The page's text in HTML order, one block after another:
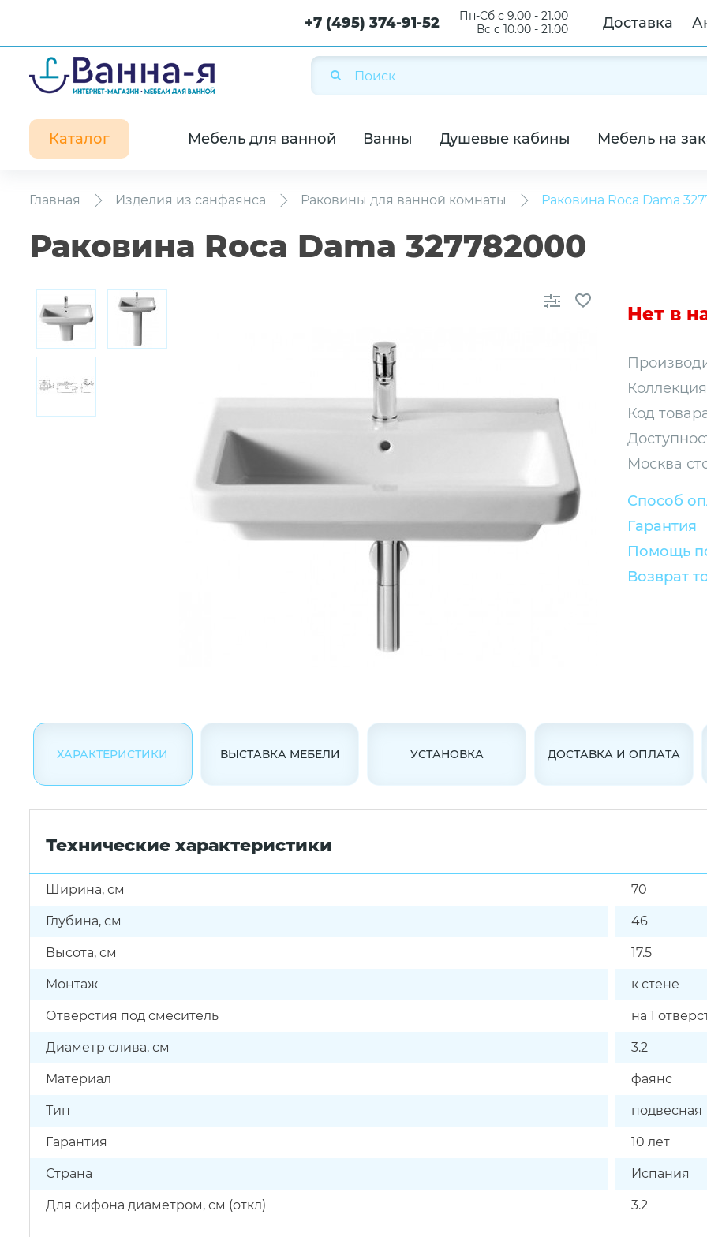
+7 (495) 374-91-52
Пн-Сб с 9.00 - 21.00
Вс с 10.00 - 21.00
Доставка
Каталог Мебель для ванной Ванны Душевые кабины Мебель на
Главная Изделия из санфаянса Раковины для ванной комнаты Раковина Roca Dama
Раковина Roca Dama 327782000
Нет в
Код
Москва
Способ
Гарантия
Помощь
Возврат
ХАРАКТЕРИСТИКИ ВЫСТАВКА МЕБЕЛИ УСТАНОВКА ДОСТАВКА И ОПЛАТА
Технические характеристики
Ширина, см 70
Глубина, см 46
Высота, см 17.5
Монтаж к стене
Отверстия под смеситель на 1
Диаметр слива, см 3.2
Материал фаянс
Тип подвесная
Гарантия 10 лет
Страна Испания
Для сифона диаметром, см (откл) 3.2